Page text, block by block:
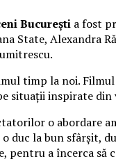
București a fost
State, Alexandra
timp la noi.
inspirate din
o
la bun sfârșit,
pentru a încerca să